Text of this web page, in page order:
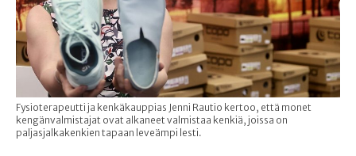
Fysioterapeutti ja kenkäkauppias Jenni Rautio kertoo, että monet
kengänvalmistajat ovat alkaneet valmistaa kenkiä, joissa on
paljasjalkakenkien tapaan leveämpi lesti.